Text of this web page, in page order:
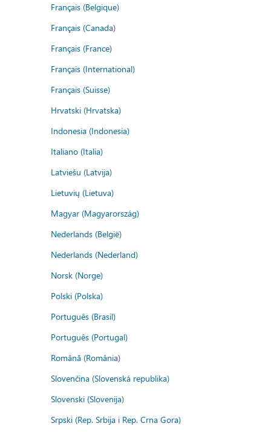
Français (Belgique)
Français (Canada)
Français (France)
Français (International)
Français (Suisse)
Hrvatski (Hrvatska)
Indonesia (Indonesia)
Italiano (Italia)
Latviešu (Latvija)
Lietuvių (Lietuva)
Magyar (Magyarország)
Nederlands (België)
Nederlands (Nederland)
Norsk (Norge)
Polski (Polska)
Português (Brasil)
Português (Portugal)
Română (România)
Slovenčina (Slovenská republika)
Slovenski (Slovenija)
Srpski (Rep. Srbija i Rep. Crna Gora)